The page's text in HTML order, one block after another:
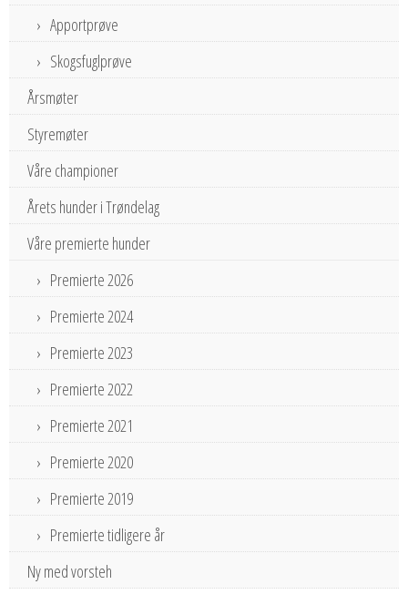
Apportprøve
Skogsfuglprøve
Årsmøter
Styremøter
Våre championer
Årets hunder i Trøndelag
Våre premierte hunder
Premierte 2026
Premierte 2024
Premierte 2023
Premierte 2022
Premierte 2021
Premierte 2020
Premierte 2019
Premierte tidligere år
Ny med vorsteh